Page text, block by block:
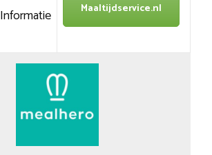
Informatie Maaltijdservice.nl